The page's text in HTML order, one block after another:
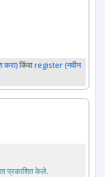
करा)किंवाregister (नवीन
प्रकाशित केले.